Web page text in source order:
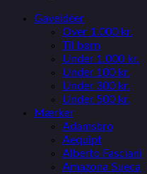
Gaveidéer
Over 1.000 kr.
Til børn
Under 1.000 kr.
Under 100 kr.
Under 300 kr.
Under 500 kr.
Mærker
Adamsbro
Aequipt
Alberto Fasciani
Amazona Sueca